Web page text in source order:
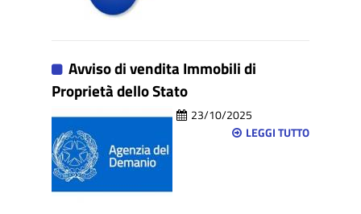
Avviso di vendita Immobili di
Proprietà dello Stato
23/10/2025
LEGGI TUTTO